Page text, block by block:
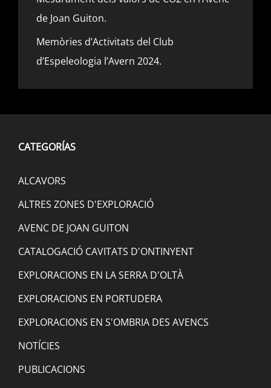
de Joan Guiton.
Memòries d’Activitats del Club
d’Espeleologia l’Avern 2024.
CATEGORÍAS
ALCAVORS
ALTRES ZONES D'EXPLORACIÓ
AVENC DE JOAN GUITON
CATALOGACIÓ CAVITATS D'ONTINYENT
EXPLORACIONS EN LA SERRA D'OLTÀ
EXPLORACIONS EN PORTUDERA
EXPLORACIONS EN S'OMBRIA DES AVENCS
NOTÍCIES
PUBLICACIONS